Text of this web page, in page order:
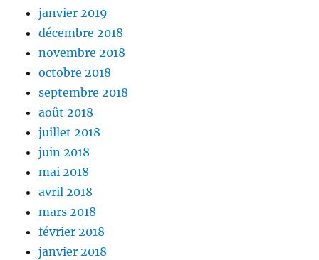
janvier 2019
décembre 2018
novembre 2018
octobre 2018
septembre 2018
août 2018
juillet 2018
juin 2018
mai 2018
avril 2018
mars 2018
février 2018
janvier 2018